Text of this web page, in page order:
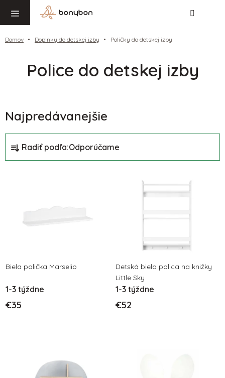
obsah
Domov Doplnky do detskej izby Poličky do detskej izby
Police do detskej izby
Najpredávanejšie
a
d
d
u
k
t
Radiť podľa:Odporúčame
o
u
k
Biela polička Marselio
1-3 týždne
€35
Detská biela polica na knižky
Little Sky
1-3 týždne
€52